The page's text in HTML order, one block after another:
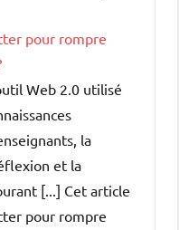
pour rompre
Web 2.0 utilisé
la
et la
[...] Cet article
pour rompre